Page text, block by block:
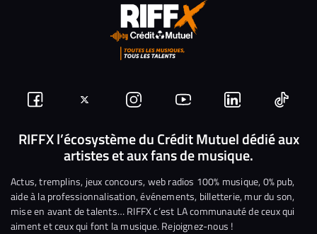
Suivez-
nous
Facebook
Suivez-
nous
sur
Twitter
Nous
rejoindre
sur
Instagram
Nous
rejoindre
sur
YouTube
Nous
rejoindre
sur
Linkedin
Nous
RIFFX l’écosystème du Crédit Mutuel dédié aux
artistes et aux fans de musique.
Actus, tremplins, jeux concours, web radios 100% musique, 0% pub,
aide à la professionnalisation, événements, billetterie, mur du son,
mise en avant de talents… RIFFX c’est LA communauté de ceux qui
aiment et ceux qui font la musique. Rejoignez-nous !